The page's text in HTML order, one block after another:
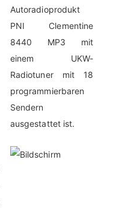
Autoradioprodukt
PNI Clementine
8440 MP3 mit
einem UKW-
Radiotuner mit 18
programmierbaren
Sendern
ausgestattet ist.